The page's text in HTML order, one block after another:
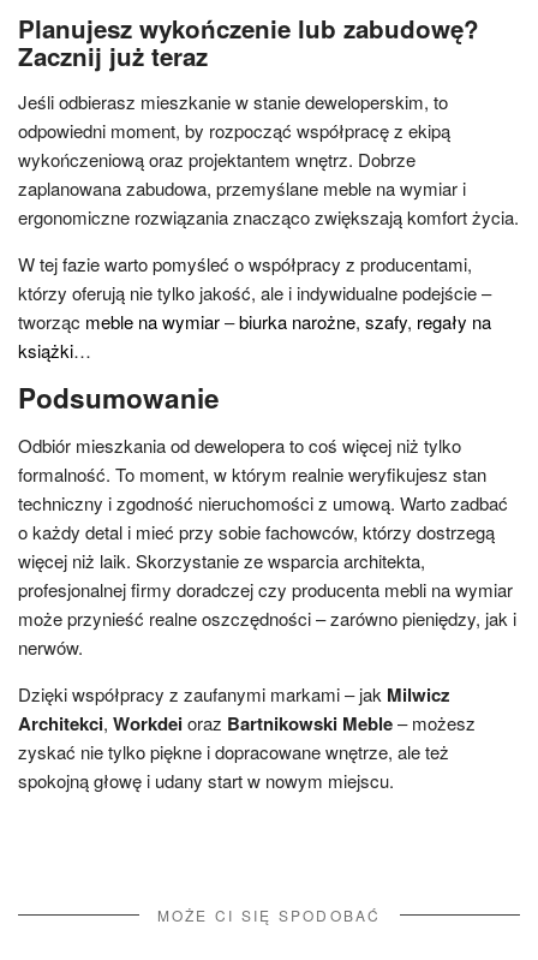
Planujesz wykończenie lub zabudowę?
Zacznij już teraz
Jeśli odbierasz mieszkanie w stanie deweloperskim, to
odpowiedni moment, by rozpocząć współpracę z ekipą
wykończeniową oraz projektantem wnętrz. Dobrze
zaplanowana zabudowa, przemyślane meble na wymiar i
ergonomiczne rozwiązania znacząco zwiększają komfort życia.
W tej fazie warto pomyśleć o współpracy z producentami,
którzy oferują nie tylko jakość, ale i indywidualne podejście –
tworząc meble na wymiar–biurka narożne, szafy, regały na
książki…
Podsumowanie
Odbiór mieszkania od dewelopera to coś więcej niż tylko
formalność. To moment, w którym realnie weryfikujesz stan
techniczny i zgodność nieruchomości z umową. Warto zadbać
o każdy detal i mieć przy sobie fachowców, którzy dostrzegą
więcej niż laik. Skorzystanie ze wsparcia architekta,
profesjonalnej firmy doradczej czy producenta mebli na wymiar
może przynieść realne oszczędności – zarówno pieniędzy, jak i
nerwów.
Dzięki współpracy z zaufanymi markami – jak Milwicz
Architekci, Workdeioraz Bartnikowski Meble– możesz
zyskać nie tylko piękne i dopracowane wnętrze, ale też
spokojną głowę i udany start w nowym miejscu.
MOŻE CI SIĘ SPODOBAĆ